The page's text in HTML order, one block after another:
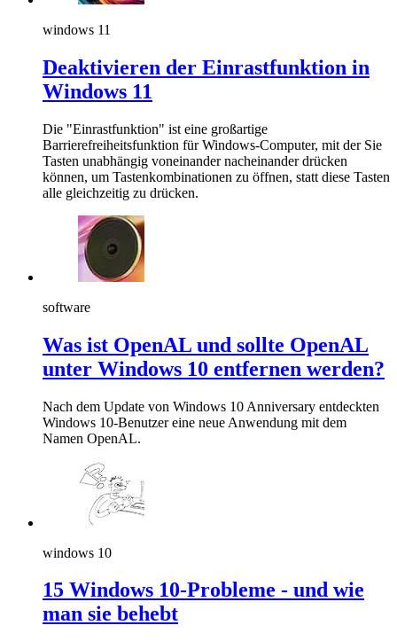
windows 11
Deaktivieren der Einrastfunktion in
Windows 11
Die "Einrastfunktion" ist eine großartige
Barrierefreiheitsfunktion für Windows-Computer, mit der Sie
Tasten unabhängig voneinander nacheinander drücken
können, um Tastenkombinationen zu öffnen, statt diese Tasten
alle gleichzeitig zu drücken.
software
Was ist OpenAL und sollte OpenAL
unter Windows 10 entfernen werden?
Nach dem Update von Windows 10 Anniversary entdeckten
Windows 10-Benutzer eine neue Anwendung mit dem
Namen OpenAL.
windows 10
15 Windows 10-Probleme - und wie
man sie behebt